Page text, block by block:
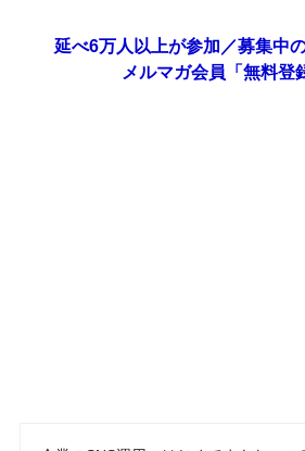
延べ6万人以上が参加／募集中
メルマガ会員「無料